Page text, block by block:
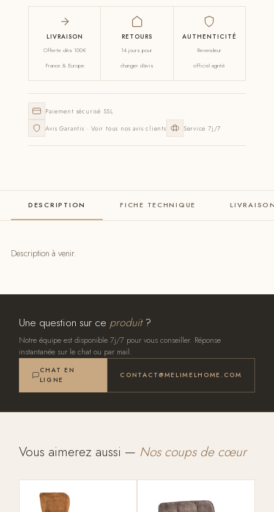
LIVRAISON
Offerte dès 100€
France & Europe
RETOURS
14 jours pour
changer d'avis
AUTHENTICITÉ
Revendeur
officiel agréé
Paiement sécurisé SSL
Avis Garantis · Voir tous nos avis clients
Service 7j/7
DESCRIPTION FICHE TECHNIQUE
Description à venir.
Une question sur ce produit?
Notre équipe est disponible 7j/7 pour vous conseiller. Réponse
instantanée sur le chat ou par mail.
CHAT EN
LIGNE
CONTACT@MELIMELHOME.COM
Vous aimerez aussi — Nos coups de cœur